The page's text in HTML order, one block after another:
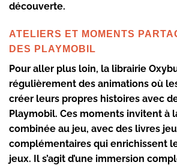
découverte.
ATELIERS ET MOMENTS
DES PLAYMOBIL
Pour aller plus loin, la librairie
régulièrement des animations où
créer leurs propres histoires avec
Playmobil. Ces moments invitent à
combinée au jeu, avec des livres
complémentaires qui enrichissent
jeux. Il s’agit d’une immersion